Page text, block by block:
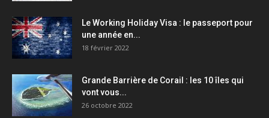
Le Working Holiday Visa : le passeport pour
une année en...
18 février 2022
Grande Barrière de Corail : les 10 îles qui
vont vous...
26 octobre 2022